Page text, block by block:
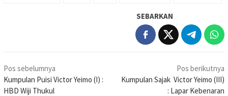
SEBARKAN
Navigasi
pos
Pos sebelumnya
Kumpulan Puisi Victor Yeimo (I) :
HBD Wiji Thukul
Pos berikutnya
Kumpulan Sajak Victor Yeimo (III)
: Lapar Kebenaran